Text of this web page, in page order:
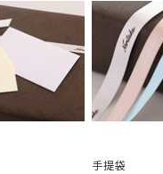
手提袋